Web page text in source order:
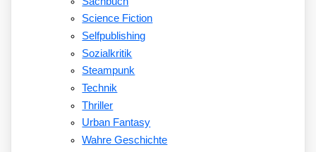
Science Fiction
Selfpublishing
Sozialkritik
Steampunk
Technik
Thriller
Urban Fantasy
Wahre Geschichte